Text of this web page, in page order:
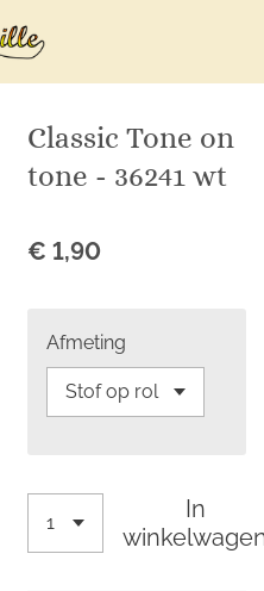
Classic Tone on
tone - 36241 wt
€ 1,90
Afmeting
In